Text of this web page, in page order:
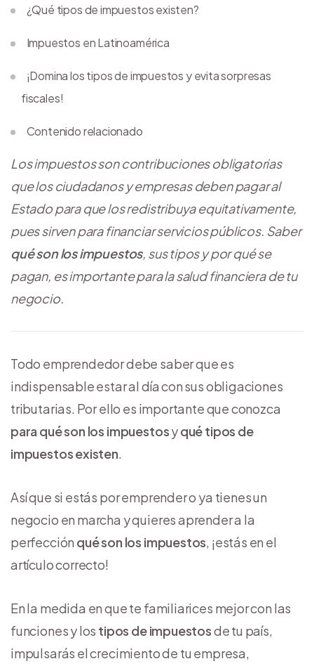
Los impuestos son contribuciones obligatorias
que los ciudadanos y empresas deben pagar al
Estado para que los redistribuya equitativamente,
pues sirven para financiar servicios públicos. Saber
qué son los impuestos, sus tipos y por qué se
pagan, es importante para la salud financiera de tu
negocio.
Todo emprendedor debe saber que es
indispensable estar al día con sus obligaciones
tributarias. Por ello es importante que conozca
para qué son los impuestosyqué tipos de
impuestosexisten.
Así que si estás por emprender o ya tienes un
negocio en marcha y quieres aprender a la
perfección qué son los impuestos, ¡estás en el
artículo correcto!
En la medida en que te familiarices mejor con las
funciones y los tipos de impuestosde tu país,
impulsarás el crecimiento de tu empresa,
¿Qué tipos de impuestos existen?
Impuestos en Latinoamérica
¡Domina los tipos de impuestos y evita sorpresas
fiscales!
Contenido relacionado